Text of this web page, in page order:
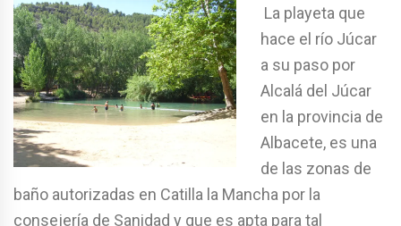
La playeta que
hace el río Júcar
a su paso por
Alcalá del Júcar
en la provincia de
Albacete, es una
de las zonas de
baño autorizadas en Catilla la Mancha por la
consejería de Sanidad y que es apta para tal